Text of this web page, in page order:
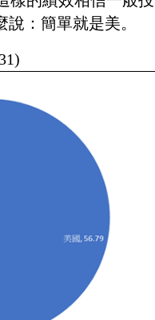
：簡單就是美。